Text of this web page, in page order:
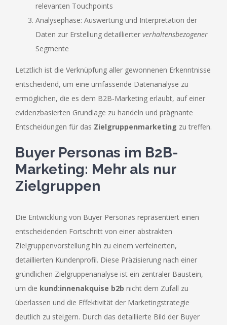
relevanten Touchpoints
Analysephase: Auswertung und Interpretation der
Daten zur Erstellung detaillierter verhaltensbezogener
Segmente
Letztlich ist die Verknüpfung aller gewonnenen Erkenntnisse
entscheidend, um eine umfassende Datenanalyse zu
ermöglichen, die es dem B2B-Marketing erlaubt, auf einer
evidenzbasierten Grundlage zu handeln und prägnante
Entscheidungen für das Zielgruppenmarketing zu treffen.
Buyer Personas im B2B-
Marketing: Mehr als nur
Zielgruppen
Die Entwicklung von Buyer Personas repräsentiert einen
entscheidenden Fortschritt von einer abstrakten
Zielgruppenvorstellung hin zu einem verfeinerten,
detaillierten Kundenprofil. Diese Präzisierung nach einer
gründlichen Zielgruppenanalyse ist ein zentraler Baustein,
um die kund:innenakquise b2b nicht dem Zufall zu
überlassen und die Effektivität der Marketingstrategie
deutlich zu steigern. Durch das detaillierte Bild der Buyer